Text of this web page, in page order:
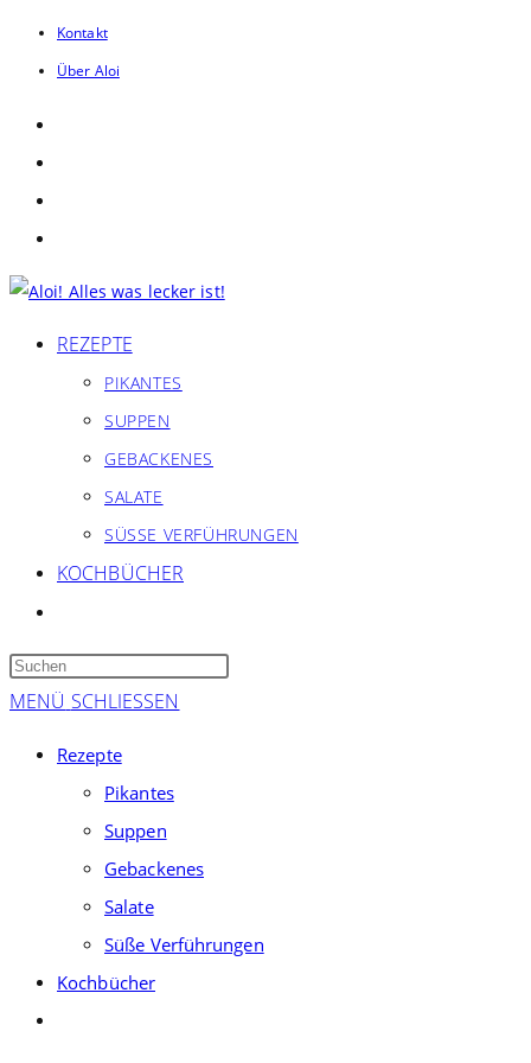
Zum
Kontakt
Über Aloi
REZEPTE
PIKANTES
SUPPEN
GEBACKENES
SALATE
SÜSSE VERFÜHRUNGEN
KOCHBÜCHER
SUCHE
UMSCHALTEN
Press
MENÜ SCHLIESSEN
Rezepte
Pikantes
Suppen
Gebackenes
Salate
Süße Verführungen
Kochbücher